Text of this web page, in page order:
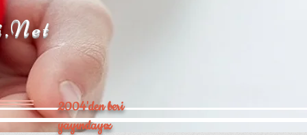
2004'den beri
yayındayız